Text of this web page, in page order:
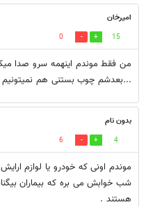
امیرخان
15
0
من فقط موندم اینهمه سرو صدا
...بعدشم چوب بستنی هم نمیتونیم
بدون نام
4
6
موندم اونی که خودرو یا لوازم
شب خوابش می بره که بیماران
هستند .